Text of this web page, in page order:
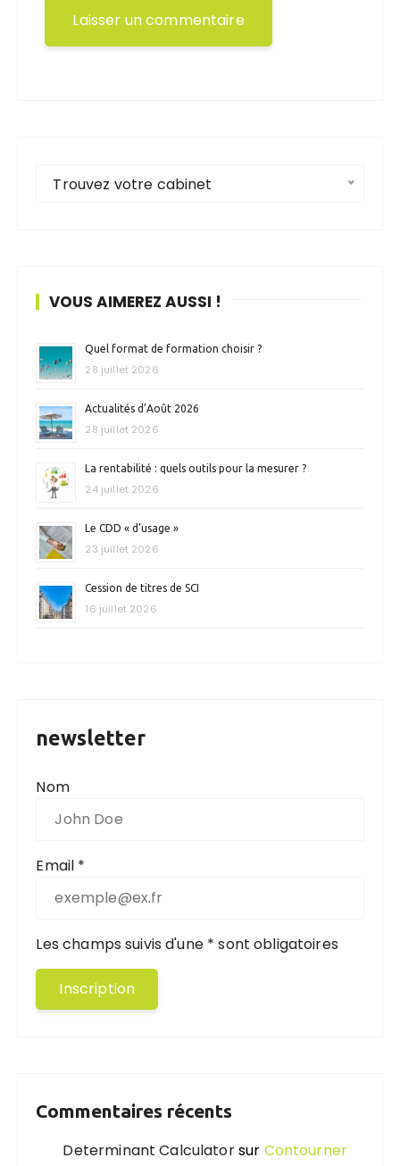
Trouvez votre cabinet
VOUS AIMEREZ AUSSI !
Quel format de formation choisir ?
28 juillet 2026
Actualités d’Août 2026
28 juillet 2026
La rentabilité : quels outils pour la mesurer ?
24 juillet 2026
Le CDD « d’usage »
23 juillet 2026
Cession de titres de SCI
16 juillet 2026
newsletter
Nom
Email *
Les champs suivis d'une * sont obligatoires
Commentaires récents
Determinant Calculatorsur Contourner